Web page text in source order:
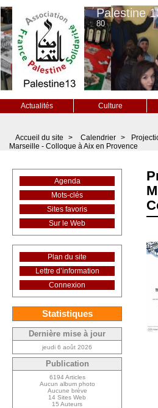
Palestine
80
Actualités Culture
Accueil du site > Calendrier >
Marseille - Colloque à Aix en Provence
Agenda
Mots-clés
Sites favoris
Sur le Web
Plan du site
Lettre d’information
Connexion
Statistiques
Dernière mise à jour
jeudi 6 août 2026
Publication
6194 Articles
Aucun album photo
Aucune brève
14 Sites Web
15 Auteurs